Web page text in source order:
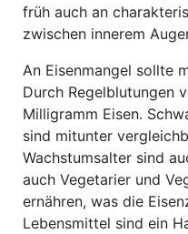
früh auch an
zwischen innerem
An Eisenmangel sollte
Durch Regelblutungen
Milligramm Eisen.
sind mitunter
Wachstumsalter sind
auch Vegetarier und
ernähren, was die
Lebensmittel sind ein